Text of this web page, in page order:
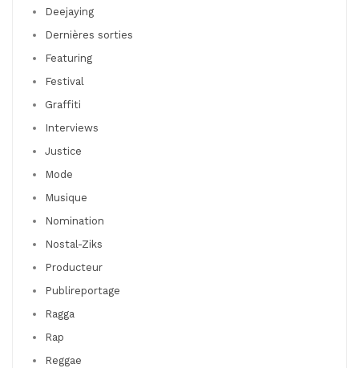
Deejaying
Dernières sorties
Featuring
Festival
Graffiti
Interviews
Justice
Mode
Musique
Nomination
Nostal-Ziks
Producteur
Publireportage
Ragga
Rap
Reggae